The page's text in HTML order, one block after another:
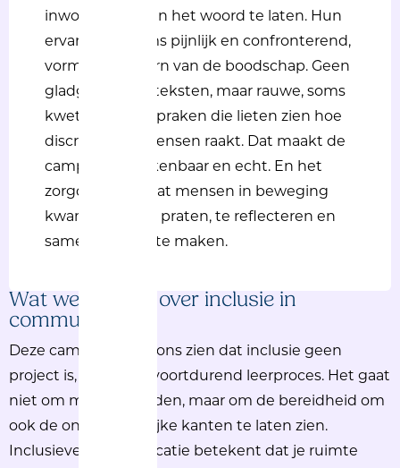
inwoners
aan het woord te laten. Hun
ervaringen
soms pijnlijk en confronterend,
vormden
de kern van de boodschap. Geen
gladgestreken
teksten, maar rauwe, soms
kwetsende
uitspraken die lieten zien hoe
discriminatie
mensen raakt. Dat maakt de
campagne
herkenbaar en echt. En het
zorgde
dat mensen in beweging
kwamen
praten, te reflecteren en
samen
te maken.
Wat we over inclusie in
communicatie.
Deze campagne ons zien dat inclusie geen
project is, maar
voortdurend leerproces. Het gaat
niet om mooie woorden, maar om de bereidheid om
ook de ongemakkelijke kanten te laten zien.
Inclusieve
communicatie betekent dat je ruimte